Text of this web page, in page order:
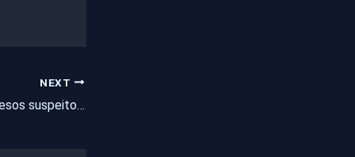
NEXT
Dois homens são presos suspeitos de furtar 39 celulares durante a festa de réveillon de Fortaleza